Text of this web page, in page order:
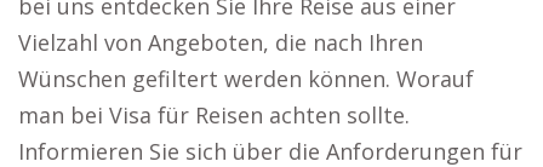
bei uns entdecken Sie Ihre Reise aus einer
Vielzahl von Angeboten, die nach Ihren
Wünschen gefiltert werden können. Worauf
man bei Visa für Reisen achten sollte.
Informieren Sie sich über die Anforderungen für